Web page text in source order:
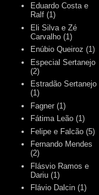
Eduardo Costa e
Ralf (1)
Eli Silva e Zé
Carvalho (1)
Enúbio Queiroz (1)
Especial Sertanejo
(2)
Estradão Sertanejo
(1)
Fagner (1)
Fátima Leão (1)
Felipe e Falcão (5)
Fernando Mendes
(2)
Flásvio Ramos e
Dariu (1)
Flávio Dalcin (1)